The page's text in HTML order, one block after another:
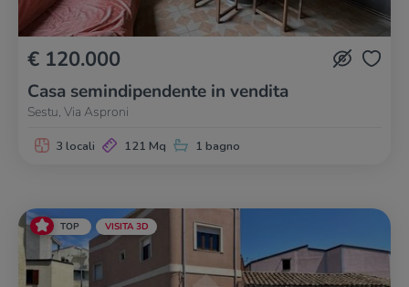
€ 120.000
Casa semindipendente in vendita
Sestu, Via Asproni
3 locali 121 Mq 1 bagno
TOP VISITA 3D